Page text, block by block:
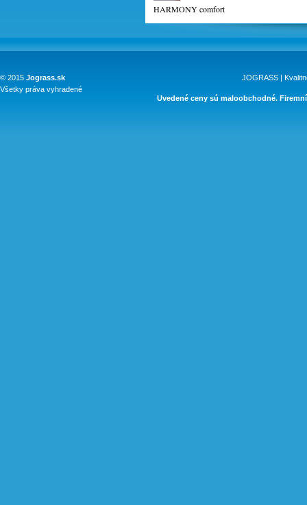
HARMONY comfort
© 2015 Jograss.sk
Všetky práva vyhradené
JOGRASS |
Uvedené ceny sú maloobchodné.